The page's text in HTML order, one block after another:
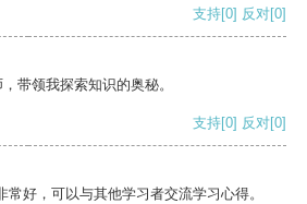
支持[0] 反对[0]
带领我探索知识的奥秘。
支持[0] 反对[0]
好，可以与其他学习者交流学习心得。